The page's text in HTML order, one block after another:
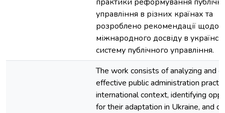
управління в різних країнах та
розроблено рекомендації щодо
міжнародного досвіду в
систему публічного управління.
The work consists of analyzing and
effective public administration
international context, identifying
for their adaptation in Ukraine, and